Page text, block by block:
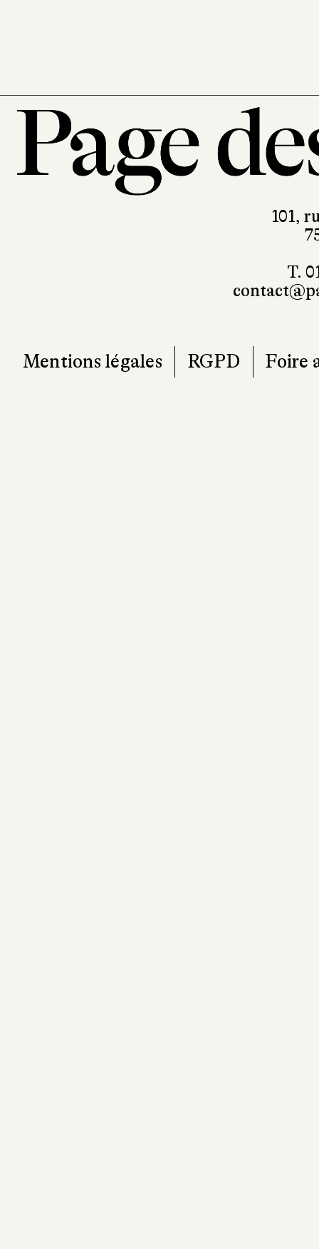
101,
T.
Mentions légales RGPD Foire